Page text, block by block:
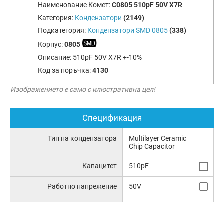
Наименование Комет:C0805 510pF 50V X7R
Категория: Кондензатори (2149)
Подкатегория: Кондензатори SMD 0805 (338)
Корпус:0805
Описание: 510pF 50V X7R +-10%
Код за поръчка:4130
Изображението е само с илюстративна цел!
Спецификация
Тип на кондензатора
Multilayer Ceramic
Chip Capacitor
Капацитет 510pF
Работно напрежение 50V